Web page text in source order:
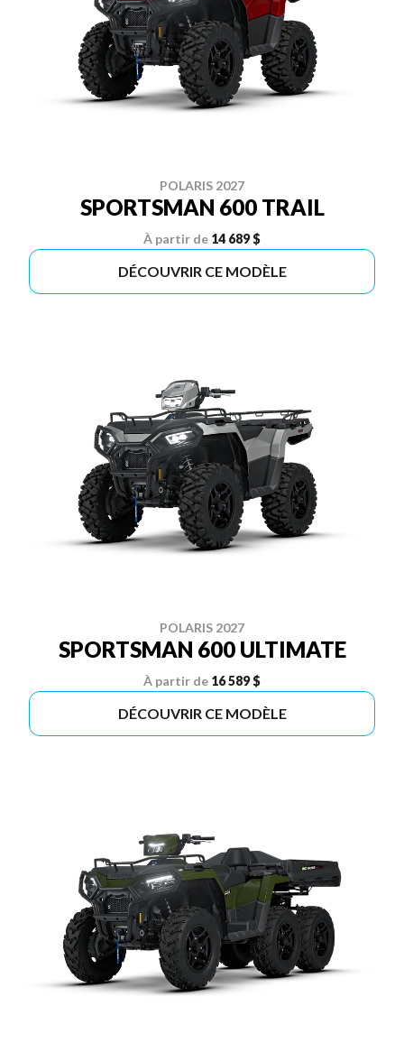
POLARIS 2027
SPORTSMAN 600 TRAIL
À partir de 14 689 $
DÉCOUVRIR CE MODÈLE
POLARIS 2027
SPORTSMAN 600 ULTIMATE
À partir de 16 589 $
DÉCOUVRIR CE MODÈLE